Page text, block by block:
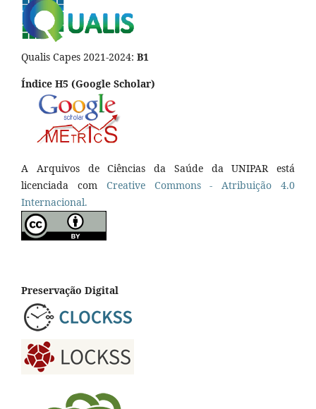
Qualis Capes 2021-2024: B1
Índice H5 (Google Scholar)
A Arquivos de Ciências da Saúde da UNIPAR está
licenciada com Creative Commons - Atribuição 4.0
Internacional.
Preservação Digital